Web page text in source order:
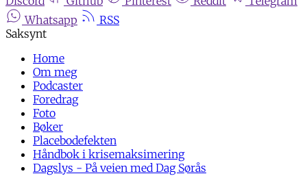
Whatsapp
RSS
Home
Om meg
Podcaster
Foredrag
Foto
Bøker
Placebodefekten
Håndbok i krisemaksimering
Dagslys - På veien med Dag Sørås